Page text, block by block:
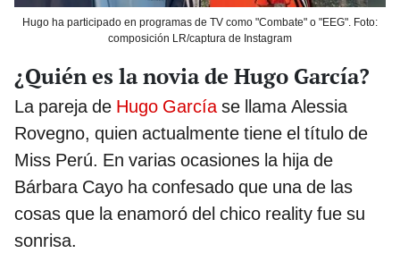
Hugo ha participado en programas de TV como "Combate" o "EEG". Foto:
composición LR/captura de Instagram
¿Quién es la novia de Hugo García?
La pareja de Hugo Garcíase llama Alessia
Rovegno, quien actualmente tiene el título de
Miss Perú. En varias ocasiones la hija de
Bárbara Cayo ha confesado que una de las
cosas que la enamoró del chico reality fue su
sonrisa.